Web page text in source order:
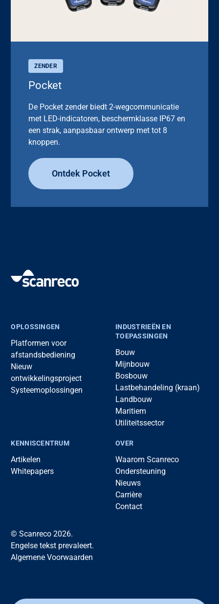
ZENDER
Pocket
De Pocket zender biedt 2-wegcommunicatie
met LED-indicatoren, beschermklasse IP67 en
een strak, aanpasbaar ontwerp met tot 8
knoppen.
Ontdek Pocket
OPLOSSINGEN
Platformen voor
afstandsbediening
Nieuw
ontwikkelingsproject
Systeemoplossingen
INDUSTRIEËN EN
TOEPASSINGEN
Bouw
Mijnbouw
Bosbouw
Lastbehandeling (kraan)
Landbouw
Maritiem
Utiliteitssector
KENNISCENTRUM
Artikelen
Whitepapers
OVER
Waarom Scanreco
Ondersteuning
Nieuws
Carrière
Contact
© Scanreco 2026.
Engelse tekst prevaleert.
Algemene Voorwaarden